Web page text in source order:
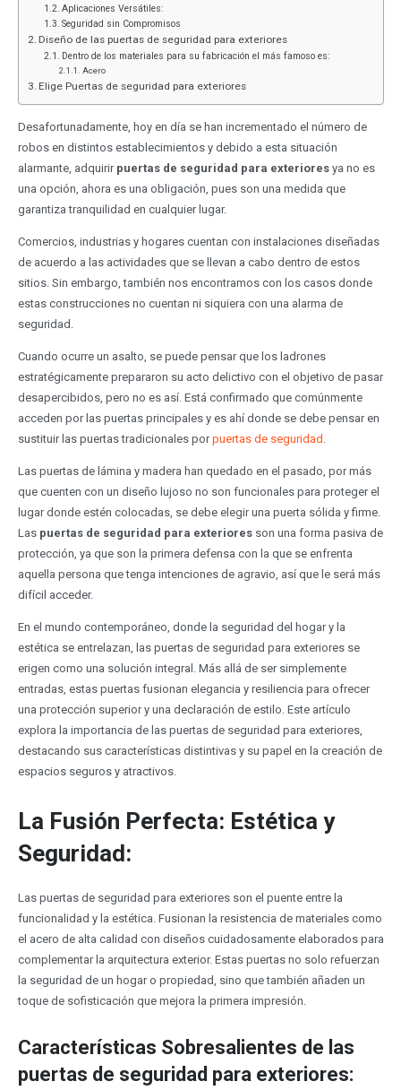
Aplicaciones Versátiles:
Seguridad sin Compromisos
Diseño de las puertas de seguridad para exteriores
Dentro de los materiales para su fabricación el más famoso es:
Acero
Elige Puertas de seguridad para exteriores
Desafortunadamente, hoy en día se han incrementado el número de
robos en distintos establecimientos y debido a esta situación
alarmante, adquirir puertas de seguridad para exteriores ya no es
una opción, ahora es una obligación, pues son una medida que
garantiza tranquilidad en cualquier lugar.
Comercios, industrias y hogares cuentan con instalaciones diseñadas
de acuerdo a las actividades que se llevan a cabo dentro de estos
sitios. Sin embargo, también nos encontramos con los casos donde
estas construcciones no cuentan ni siquiera con una alarma de
seguridad.
Cuando ocurre un asalto, se puede pensar que los ladrones
estratégicamente prepararon su acto delictivo con el objetivo de pasar
desapercibidos, pero no es así. Está confirmado que comúnmente
acceden por las puertas principales y es ahí donde se debe pensar en
sustituir las puertas tradicionales porpuertas de seguridad .
Las puertas de lámina y madera han quedado en el pasado, por más
que cuenten con un diseño lujoso no son funcionales para proteger el
lugar donde estén colocadas, se debe elegir una puerta sólida y firme.
Las puertas de seguridad para exterioresson una forma pasiva de
protección, ya que son la primera defensa con la que se enfrenta
aquella persona que tenga intenciones de agravio, así que le será más
difícil acceder.
En el mundo contemporáneo, donde la seguridad del hogar y la
estética se entrelazan, las puertas de seguridad para exteriores se
erigen como una solución integral. Más allá de ser simplemente
entradas, estas puertas fusionan elegancia y resiliencia para ofrecer
una protección superior y una declaración de estilo. Este artículo
explora la importancia de las puertas de seguridad para exteriores,
destacando sus características distintivas y su papel en la creación de
espacios seguros y atractivos.
La Fusión Perfecta: Estética y
Seguridad:
Las puertas de seguridad para exteriores son el puente entre la
funcionalidad y la estética. Fusionan la resistencia de materiales como
el acero de alta calidad con diseños cuidadosamente elaborados para
complementar la arquitectura exterior. Estas puertas no solo refuerzan
la seguridad de un hogar o propiedad, sino que también añaden un
toque de sofisticación que mejora la primera impresión.
Características Sobresalientes de las
puertas de seguridad para exteriores: